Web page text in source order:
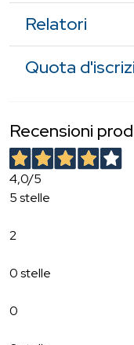
Relatori
Quota
Recensioni
4,0/5
5 stelle
2
0 stelle
0